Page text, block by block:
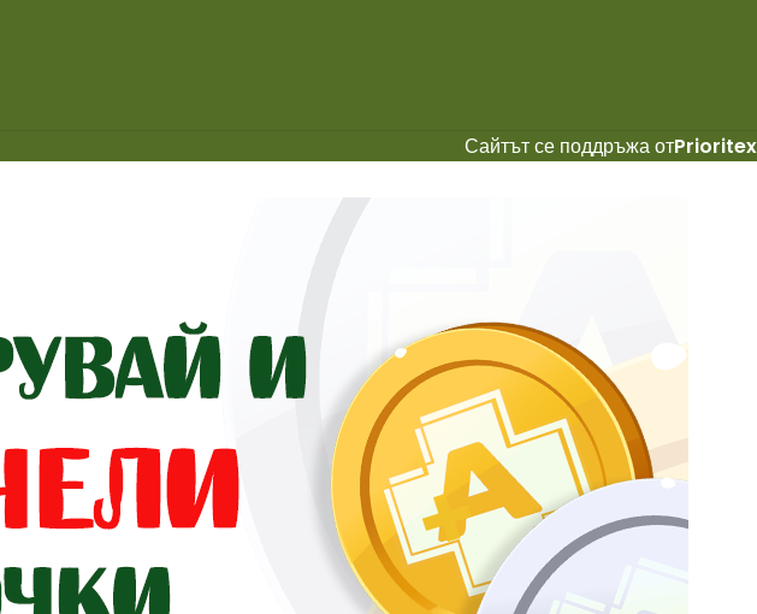
Сайтът се поддръжа отPrioritex